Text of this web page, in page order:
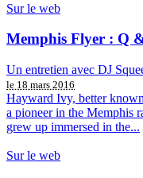
Sur le web
Memphis Flyer : Q
Un entretien avec DJ
le 18 mars 2016
Hayward Ivy, better
a pioneer in the Memphis
grew up immersed in the...
Sur le web